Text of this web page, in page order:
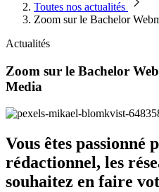
Toutes nos actualités
Zoom sur le Bachelor
Actualités
Zoom sur le Bachelor
Media
Vous êtes passionné
rédactionnel, les
souhaitez en faire